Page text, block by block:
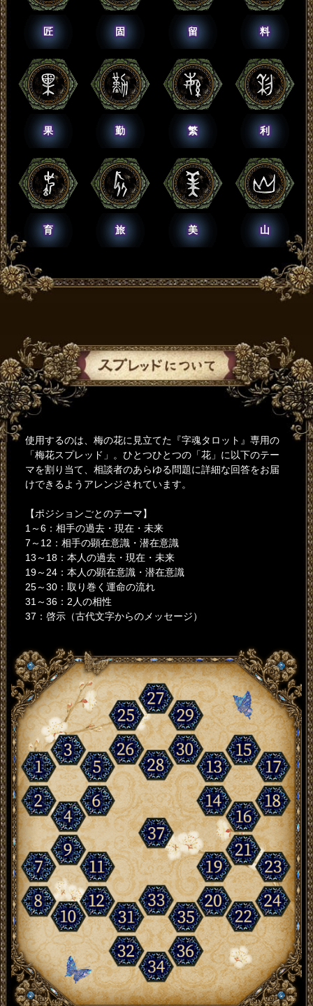
匠 固 留 料
果 勤 繁 利
育 旅 美 山
使用するのは、梅の花に見立てた『字魂タロット』専用の
「梅花スプレッド」。ひとつひとつの「花」に以下のテー
マを割り当て、相談者のあらゆる問題に詳細な回答をお届
けできるようアレンジされています。
【ポジションごとのテーマ】
1～6：相手の過去・現在・未来
7～12：相手の顕在意識・潜在意識
13～18：本人の過去・現在・未来
19～24：本人の顕在意識・潜在意識
25～30：取り巻く運命の流れ
31～36：2人の相性
37：啓示（古代文字からのメッセージ）